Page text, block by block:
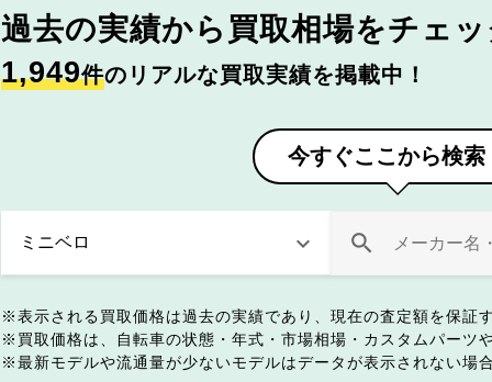
過去の実績から 買取相場をチェ
1,949件のリアルな買取実績を掲載中！
今すぐここから検索
表示される買取価格は過去の実績であり、現在の査定額を保証
買取価格は、自転車の状態・年式・市場相場・カスタムパーツ
最新モデルや流通量が少ないモデルはデータが表示されない場